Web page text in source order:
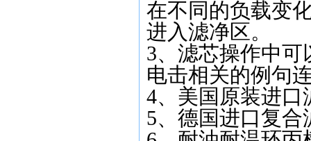
在不同的负载变
进入滤净区。
3、滤芯操作中
电击相关的例句
4、美国原装进
5、德国进口复